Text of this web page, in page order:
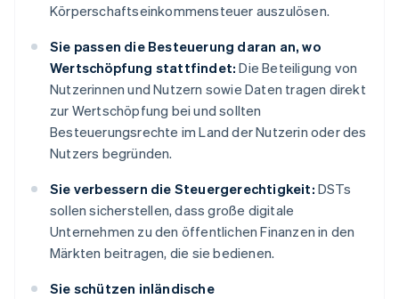
Körperschaftseinkommensteuer auszulösen.
Sie passen die Besteuerung daran an, wo
Wertschöpfung stattfindet: Die Beteiligung von
Nutzerinnen und Nutzern sowie Daten tragen direkt
zur Wertschöpfung bei und sollten
Besteuerungsrechte im Land der Nutzerin oder des
Nutzers begründen.
Sie verbessern die Steuergerechtigkeit: DSTs
sollen sicherstellen, dass große digitale
Unternehmen zu den öffentlichen Finanzen in den
Märkten beitragen, die sie bedienen.
Sie schützen inländische